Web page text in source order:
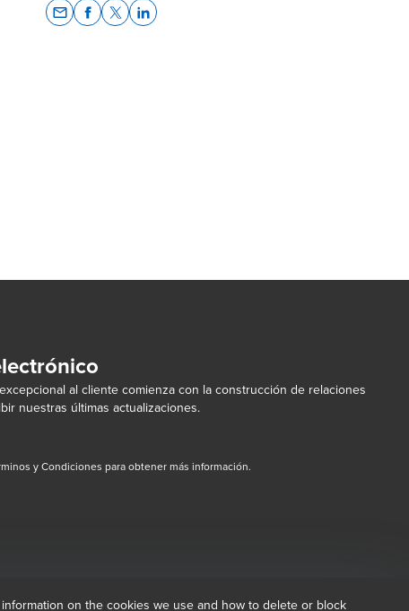
al cliente comienza con la construcción de relaciones
nuestras últimas actualizaciones.
tab
window/tab
y Condiciones para obtener más información.
on the cookies we use and how to delete or block